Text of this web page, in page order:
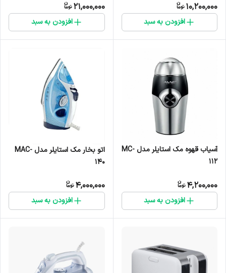
10,200,000
افزودن به سبد
21,000,000
افزودن به سبد
آسیاب قهوه مک استایلر مدل MC-
112
4,200,000
افزودن به سبد
اتو بخار مک استایلر مدل MAC-
140
4,000,000
افزودن به سبد